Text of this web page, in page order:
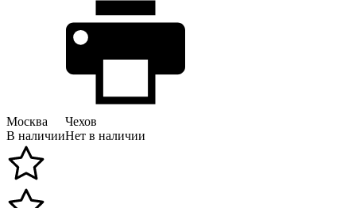
Москва
В наличии
Чехов
Нет в наличии